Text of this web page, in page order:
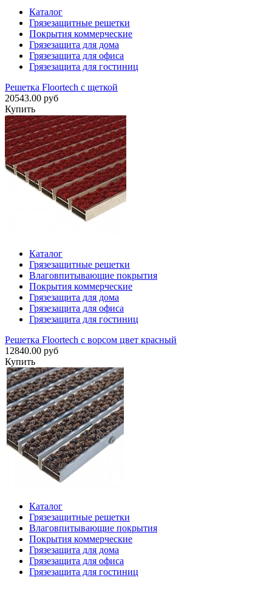
Каталог
Грязезащитные решетки
Покрытия коммерческие
Грязезащита для дома
Грязезащита для офиса
Грязезащита для гостиниц
Решетка Floortech с щеткой
20543.00 руб
Купить
Каталог
Грязезащитные решетки
Влаговпитывающие покрытия
Покрытия коммерческие
Грязезащита для дома
Грязезащита для офиса
Грязезащита для гостиниц
Решетка Floortech с ворсом цвет красный
12840.00 руб
Купить
Каталог
Грязезащитные решетки
Влаговпитывающие покрытия
Покрытия коммерческие
Грязезащита для дома
Грязезащита для офиса
Грязезащита для гостиниц